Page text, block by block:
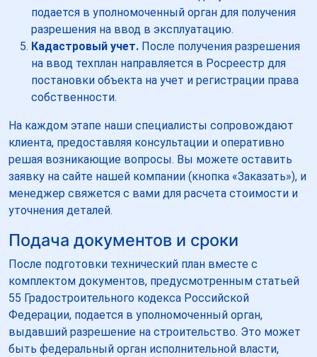
подается в уполномоченный орган для получения
разрешения на ввод в эксплуатацию.
Кадастровый учет. После получения разрешения
на ввод техплан направляется в Росреестр для
постановки объекта на учет и регистрации права
собственности.
На каждом этапе наши специалисты сопровождают
клиента, предоставляя консультации и оперативно
решая возникающие вопросы. Вы можете оставить
заявку на сайте нашей компании (кнопка «Заказать»), и
менеджер свяжется с вами для расчета стоимости и
уточнения деталей.
Подача документов и сроки
После подготовки технический план вместе с
комплектом документов, предусмотренным статьей
55 Градостроительного кодекса Российской
Федерации, подается в уполномоченный орган,
выдавший разрешение на строительство. Это может
быть федеральный орган исполнительной власти,